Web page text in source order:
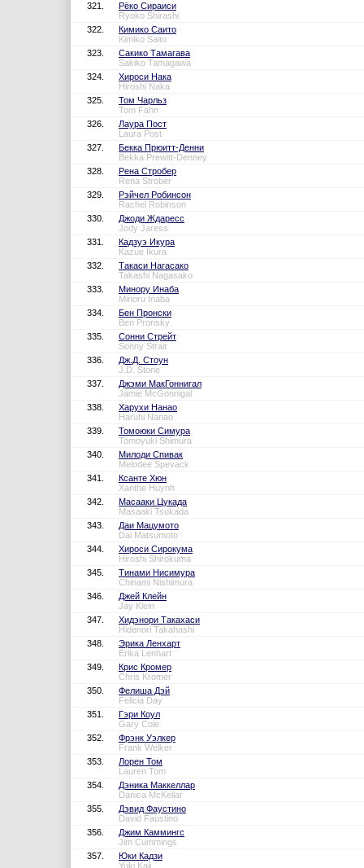
321.
Рёко Сираиси
Ryoko Shirashi
322.
Кимико Саито
Kimiko Saito
323.
Сакико Тамагава
Sakiko Tamagawa
324.
Хироси Нака
Hiroshi Naka
325.
Том Чарльз
Tom Fahn
326.
Лаура Пост
Laura Post
327.
Бекка Прюитт-Денни
Bekka Prewitt-Denney
328.
Рена Стробер
Rena Strober
329.
Рэйчел Робинсон
Rachel Robinson
330.
Джоди Ждаресс
Jody Jaress
331.
Кадзуэ Икура
Kazue Ikura
332.
Такаси Нагасако
Takashi Nagasako
333.
Минору Инаба
Minoru Inaba
334.
Бен Пронски
Ben Pronsky
335.
Сонни Стрейт
Sonny Strait
336.
Дж.Д. Стоун
J.D. Stone
337.
Джэми МакГоннигал
Jamie McGonnigal
338.
Харухи Нанао
Haruhi Nanao
339.
Томоюки Симура
Tomoyuki Shimura
340.
Милоди Спивак
Melodee Spevack
341.
Ксанте Хюн
Xanthe Huynh
342.
Масааки Цукада
Masaaki Tsukada
343.
Даи Мацумото
Dai Matsumoto
344.
Хироси Сирокума
Hiroshi Shirokuma
345.
Тинами Нисимура
Chinami Nishimura
346.
Джей Клейн
Jay Klein
347.
Хидэнори Такахаси
Hidenori Takahashi
348.
Эрика Ленхарт
Erika Lenhart
349.
Крис Кромер
Chris Kromer
350.
Фелиша Дэй
Felicia Day
351.
Гэри Коул
Gary Cole
352.
Фрэнк Уэлкер
Frank Welker
353.
Лорен Том
Lauren Tom
354.
Дэника Маккеллар
Danica McKellar
355.
Дэвид Фаустино
David Faustino
356.
Джим Каммингс
Jim Cummings
357.
Юки Кадзи
Yuki Kaji